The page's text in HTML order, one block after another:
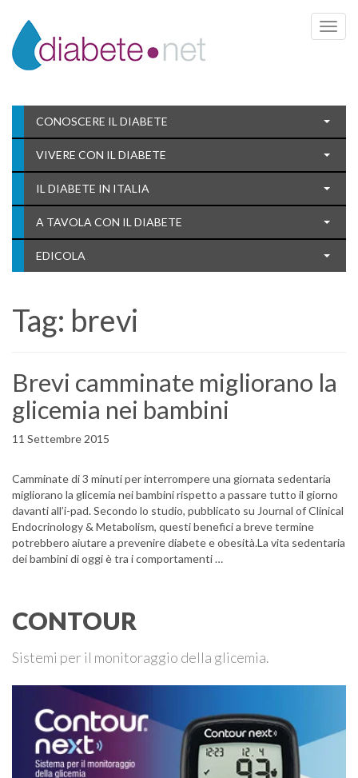
Toggle
CONOSCERE IL DIABETE
VIVERE CON IL DIABETE
IL DIABETE IN ITALIA
A TAVOLA CON IL DIABETE
EDICOLA
Tag: brevi
Brevi camminate migliorano la
glicemia nei bambini
11 Settembre 2015
Camminate di 3 minuti per interrompere una giornata sedentaria
migliorano la glicemia nei bambini rispetto a passare tutto il giorno
davanti all’i-pad. Secondo lo studio, pubblicato su Journal of Clinical
Endocrinology & Metabolism, questi benefici a breve termine
potrebbero aiutare a prevenire diabete e obesità.La vita sedentaria
dei bambini di oggi è tra i comportamenti …
CONTOUR
Sistemi per il monitoraggio della glicemia.